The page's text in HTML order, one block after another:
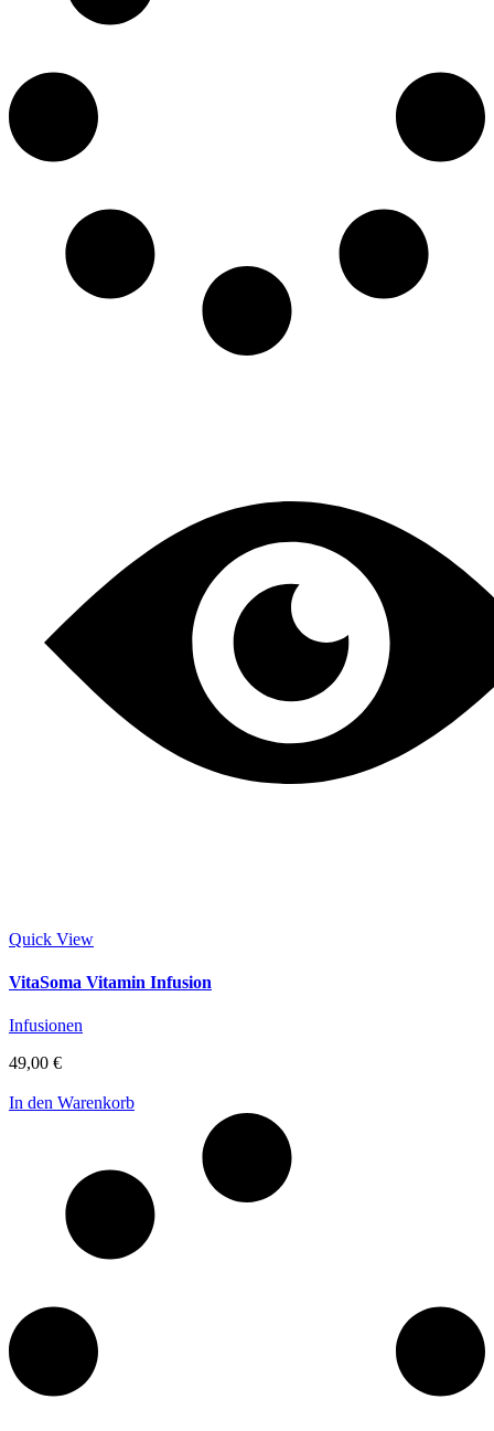
Quick View
VitaSoma Vitamin Infusion
Infusionen
49,00 €
In den Warenkorb